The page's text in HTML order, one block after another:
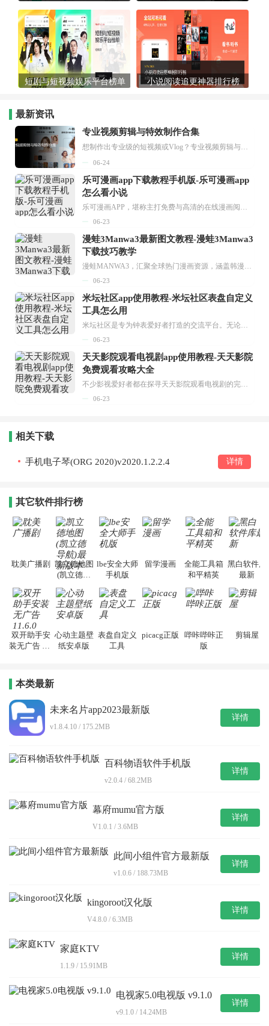
短剧与短视频娱乐平台榜单 小说阅读追更神器排行榜
最新资讯
专业视频剪辑与特效制作合集
想制作出专业级的短视频或Vlog？专业视频剪辑与特效制作大全专题为你提供了从剪辑、抠像到特效包装的全套解决方案。无论是添加炫酷的片头、进行精准的视频抠图，还是制...
06-24
乐可漫画app下载教程手机版-乐可漫画app
怎么看小说
06-23
漫蛙3Manwa3最新图文教程-漫蛙3Manwa3
下载技巧教学
06-23
米坛社区app使用教程-米坛社区表盘自定义
工具怎么用
06-23
天天影院观看电视剧app使用教程-天天影院
免费观看攻略大全
06-23
相关下载
手机电子琴(ORG 2020)v2020.1.2.2.4 详情
其它软件排行榜
耽美广播剧 凯立德地图
(凯立德导
lbe安全大师
手机版
留学漫画
全能工具箱
和平精英
黑白软件库
最新
双开助手安
装无广告 11.
心动主题壁
纸安卓版
表盘自定义
工具
picacg正版
哔咔哔咔正
版
剪辑屋
本类最新
未来名片app2023最新版
v1.8.4.10 / 175.2MB
详情
百科物语软件手机版
v2.0.4 / 68.2MB
详情
幕府mumu官方版
V1.0.1 / 3.6MB
详情
此间小组件官方最新版
v1.0.6 / 188.73MB
详情
kingoroot汉化版
V4.8.0 / 6.3MB
详情
家庭KTV
1.1.9 / 15.91MB
详情
电视家5.0电视版 v9.1.0
v9.1.0 / 14.24MB
详情